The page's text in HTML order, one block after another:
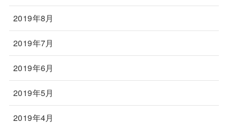
2019年8月
2019年7月
2019年6月
2019年5月
2019年4月